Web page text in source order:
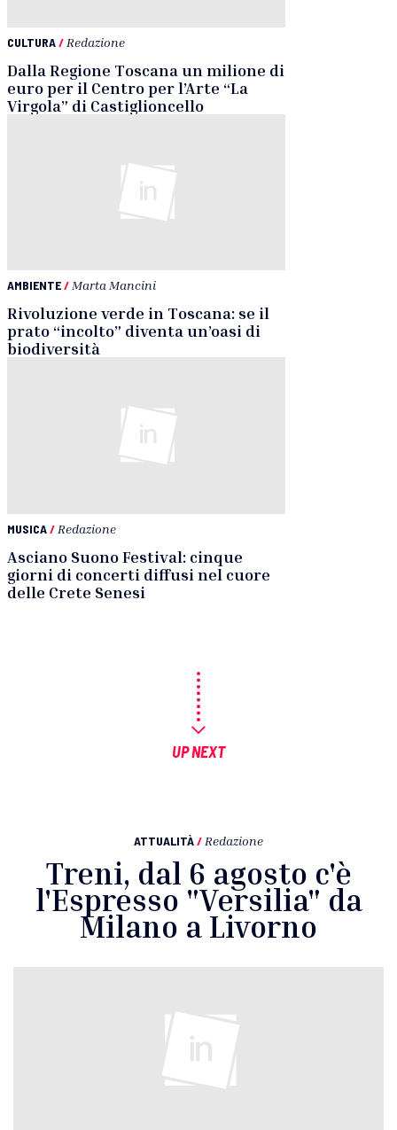
CULTURA/ Redazione
Dalla Regione Toscana un milione di
euro per il Centro per l’Arte “La
Virgola” di Castiglioncello
AMBIENTE/ Marta Mancini
Rivoluzione verde in Toscana: se il
prato “incolto” diventa un’oasi di
biodiversità
MUSICA/ Redazione
Asciano Suono Festival: cinque
giorni di concerti diffusi nel cuore
delle Crete Senesi
UP NEXT
ATTUALITÀ/ Redazione
Treni, dal 6 agosto c'è
l'Espresso "Versilia" da
Milano a Livorno